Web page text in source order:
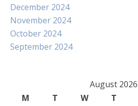
December 2024
November 2024
October 2024
September 2024
August 2026
M
T W T